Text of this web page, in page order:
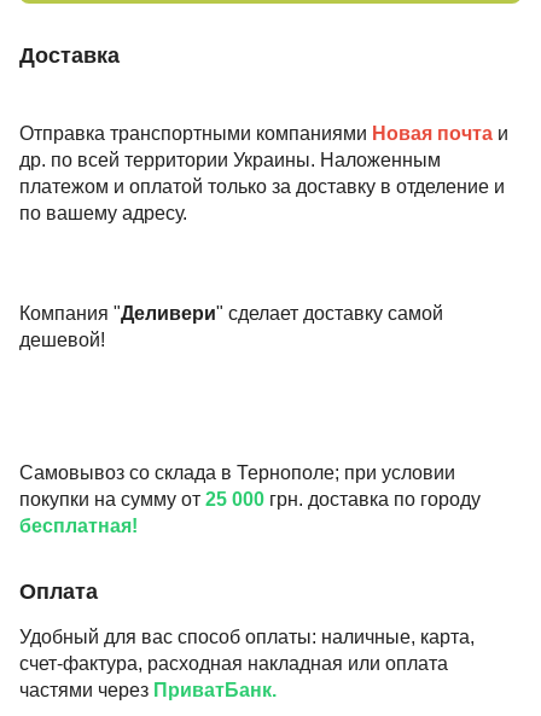
Доставка
Отправка транспортными компаниями Новая почта и
др. по всей территории Украины. Наложенным
платежом и оплатой только за доставку в отделение и
по вашему адресу.
Компания "Деливери" сделает доставку самой
дешевой!
Самовывоз со склада в Тернополе; при условии
покупки на сумму от 25 000 грн. доставка по городу
бесплатная!
Оплата
Удобный для вас способ оплаты: наличные, карта,
счет-фактура, расходная накладная или оплата
частями через ПриватБанк.